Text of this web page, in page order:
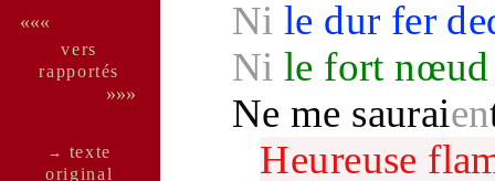
«««
vers
rappor­tés
»»»
→ texte
ori­ginal
Ni le dur fer
Ni le fort nœud
Ne me sauraien
Heureuse